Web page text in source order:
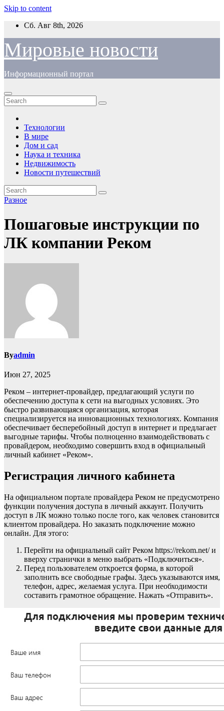
Skip to content
Сб. Авг 8th, 2026
Мировые новости
Информационный портал
Технологии
В мире
Дом и сад
Наука и техника
Недвижимость
Новости путешествий
Разное
Пошаговые инструкции по
ЛК компании Реком
Byadmin
Июн 27, 2025
Реком – интернет-провайдер, предлагающий услуги по
обеспечению доступа к сети на выгодных условиях. Это
быстро развивающаяся организация, которая
специализируется на инновационных технологиях. Компания
обеспечивает бесперебойный доступ в интернет и предлагает
выгодные тарифы. Чтобы полноценно взаимодействовать с
провайдером, необходимо совершить вход в официальный
личный кабинет «Реком».
Регистрация личного кабинета
На официальном портале провайдера Реком не предусмотрено
функции получения доступа в личный аккаунт. Получить
доступ в ЛК можно только после того, как человек становится
клиентом провайдера. Но заказать подключение можно
онлайн. Для этого:
Перейти на официальный сайт Реком https://rekom.net/ и
вверху странички в меню выбрать «Подключиться».
Перед пользователем откроется форма, в которой
заполнить все свободные графы. Здесь указываются имя,
телефон, адрес, желаемая услуга. При необходимости
составить грамотное обращение. Нажать «Отправить».